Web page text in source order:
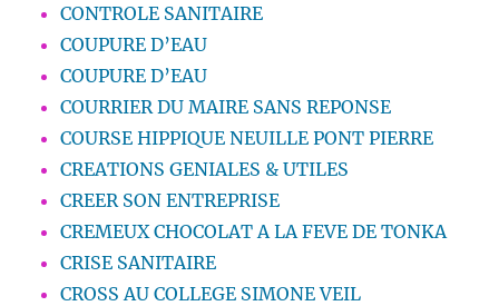
CONTROLE SANITAIRE
COUPURE D’EAU
COUPURE D’EAU
COURRIER DU MAIRE SANS REPONSE
COURSE HIPPIQUE NEUILLE PONT PIERRE
CREATIONS GENIALES & UTILES
CREER SON ENTREPRISE
CREMEUX CHOCOLAT A LA FEVE DE TONKA
CRISE SANITAIRE
CROSS AU COLLEGE SIMONE VEIL